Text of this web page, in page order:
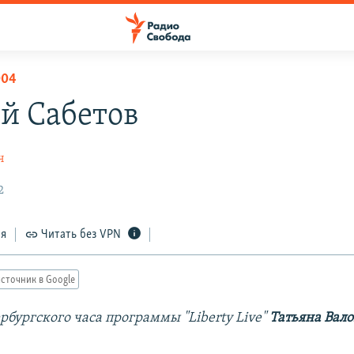
Сабетов
Читать без VPN
в Google
часа программы "Liberty Live" Татьяна